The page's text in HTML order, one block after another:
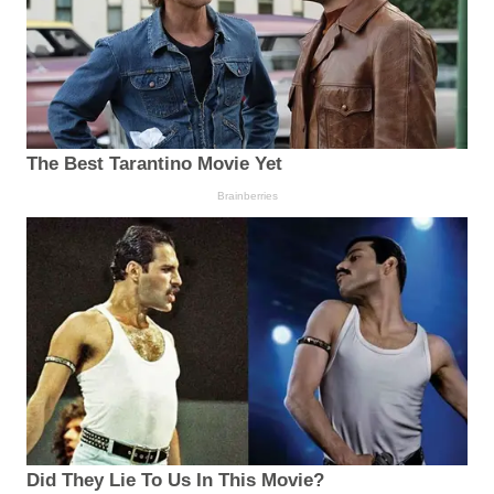
The Best Tarantino Movie Yet
Brainberries
Did They Lie To Us In This Movie?